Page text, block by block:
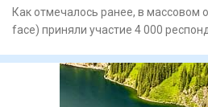
Как отмечалось ранее, в массовом
face) приняли участие 4 000